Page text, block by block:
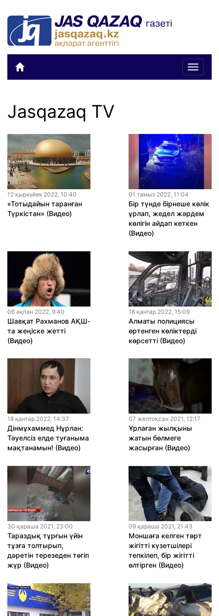
Toggle
Jasqazaq TV
12 қыркүйек 2022, 10:40
«Тотыдайын таранған
Түркістан» (Видео)
01 тамыз 2022, 11:04
Бір түнде бірнеше көлік
ұрлап, жедел жәрдем
көлігін айдап кеткен
(Видео)
06 ақпан 2022, 9:40
Шавқат Рахманов АҚШ-
та жеңіске жетті
(Видео)
18 қантар 2022, 15:09
Алматы полициясы
өртенген көліктерді
көрсетті (Видео)
18 қантар 2022, 14:37
Дінмұхаммед Нұрлан:
Тәуелсіз елде туғаныма
мақтанамын! (Видео)
07 желтоқсан 2021, 12:17
Ұрлаған жылқыны
жатын бөлмеге
жасырған (Видео)
30 қараша 2021, 23:00
Тараздық тұрғын үйін
тұзға толтырып,
дәретін терезеден төгіп
жүр (Видео)
09 қараша 2021, 21:43
Моншаға келген төрт
жігітті күзетшілері
тепкілеп, бір жігітті
өлтірген (Видео)